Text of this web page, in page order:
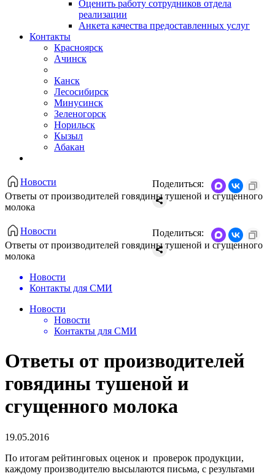
Оценить работу сотрудников отдела
реализации
Анкета качества предоставленных услуг
Контакты
Красноярск
Ачинск
Канск
Лесосибирск
Минусинск
Зеленогорск
Норильск
Кызыл
Абакан
Новости
Ответы от производителей говядины тушеной и сгущенного
молока
Поделиться:
Новости
Ответы от производителей говядины тушеной и сгущенного
молока
Поделиться:
Новости
Контакты для СМИ
Новости
Новости
Контакты для СМИ
Ответы от производителей
говядины тушеной и
сгущенного молока
19.05.2016
По итогам рейтинговых оценок и проверок продукции,
каждому производителю высылаются письма, с результами